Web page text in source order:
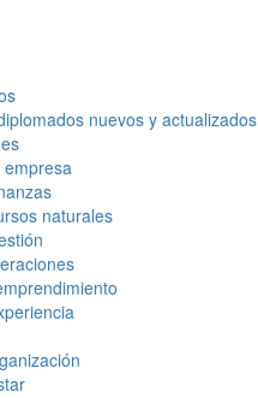
nuevos y actualizados
empresa
naturales